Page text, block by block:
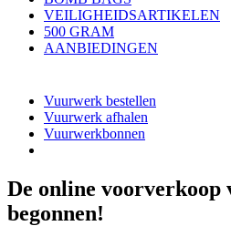
VEILIGHEIDSARTIKELEN
500 GRAM
AANBIEDINGEN
Vuurwerk bestellen
Vuurwerk afhalen
Vuurwerkbonnen
De online voorverkoop
begonnen!